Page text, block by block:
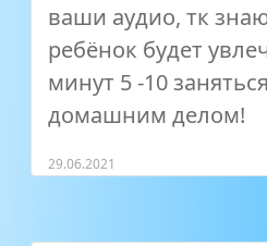
ваши аудио, тк
ребёнок будет
минут 5 -10
домашним делом!
29.06.2021